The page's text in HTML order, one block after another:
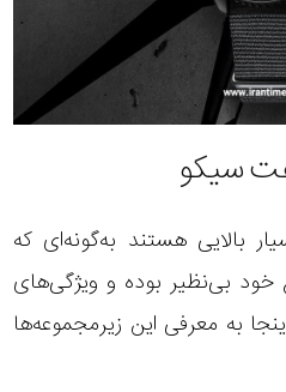
سیکو
بالایی هستند به‌گونه‌ای که
خود بی‌نظیر بوده و ویژگی‌های
به معرفی این زیرمجموعه‌ها